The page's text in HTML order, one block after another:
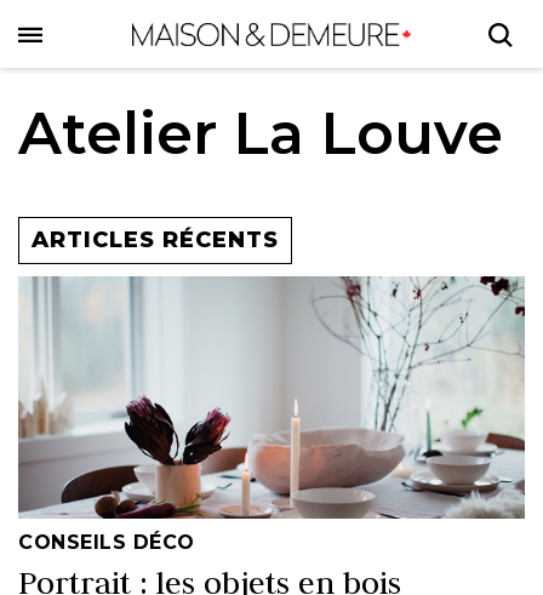
to
main
content
Atelier La Louve
ARTICLES RÉCENTS
CONSEILS DÉCO
Portrait : les objets en bois